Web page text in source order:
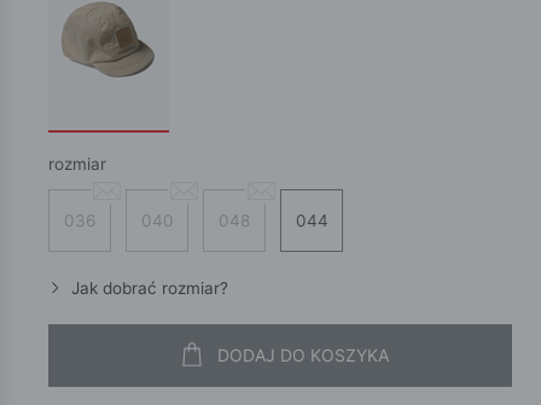
rozmiar
036 040 048 044
Jak dobrać rozmiar?
DODAJ DO KOSZYKA